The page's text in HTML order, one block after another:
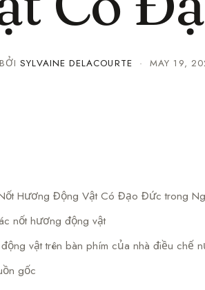
BỞISYLVAINE DELACOURTE ·MAY 19,
Hương Động Vật Có Đạo Đức trong
nốt hương động vật
vật trên bàn phím của nhà điều chế
gốc